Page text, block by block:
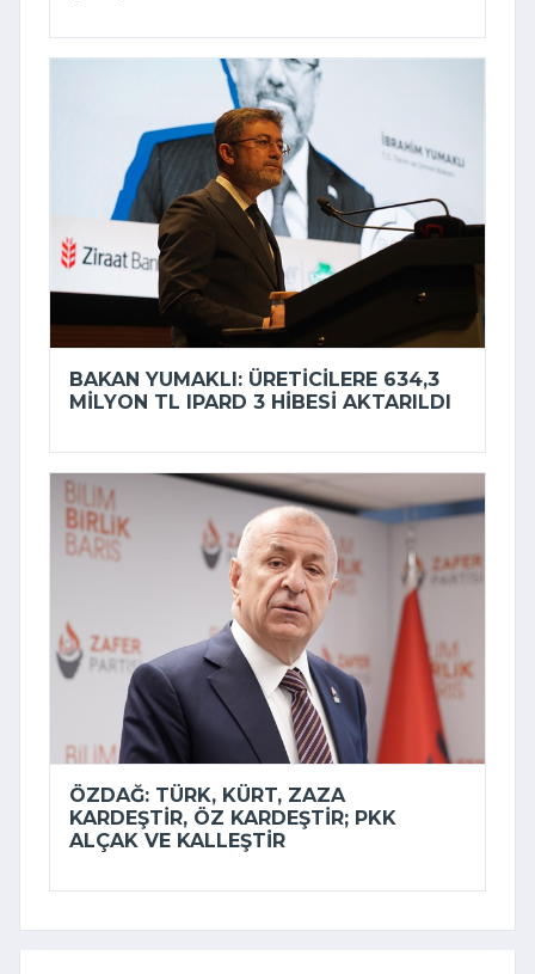
BAKAN YUMAKLI: ÜRETICILERE 634,3
MILYON TL IPARD 3 HIBESI AKTARILDI
ÖZDAĞ: TÜRK, KÜRT, ZAZA
KARDEŞTIR, ÖZ KARDEŞTIR; PKK
ALÇAK VE KALLEŞTIR